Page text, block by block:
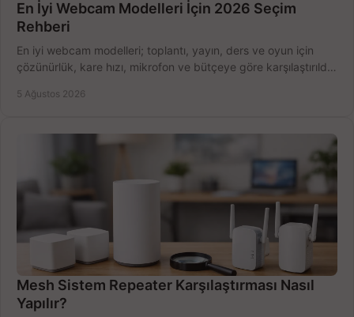
En İyi Webcam Modelleri İçin 2026 Seçim
Rehberi
En iyi webcam modelleri; toplantı, yayın, ders ve oyun için
çözünürlük, kare hızı, mikrofon ve bütçeye göre karşılaştırıldı.
5 Ağustos 2026
Mesh Sistem Repeater Karşılaştırması Nasıl
Yapılır?